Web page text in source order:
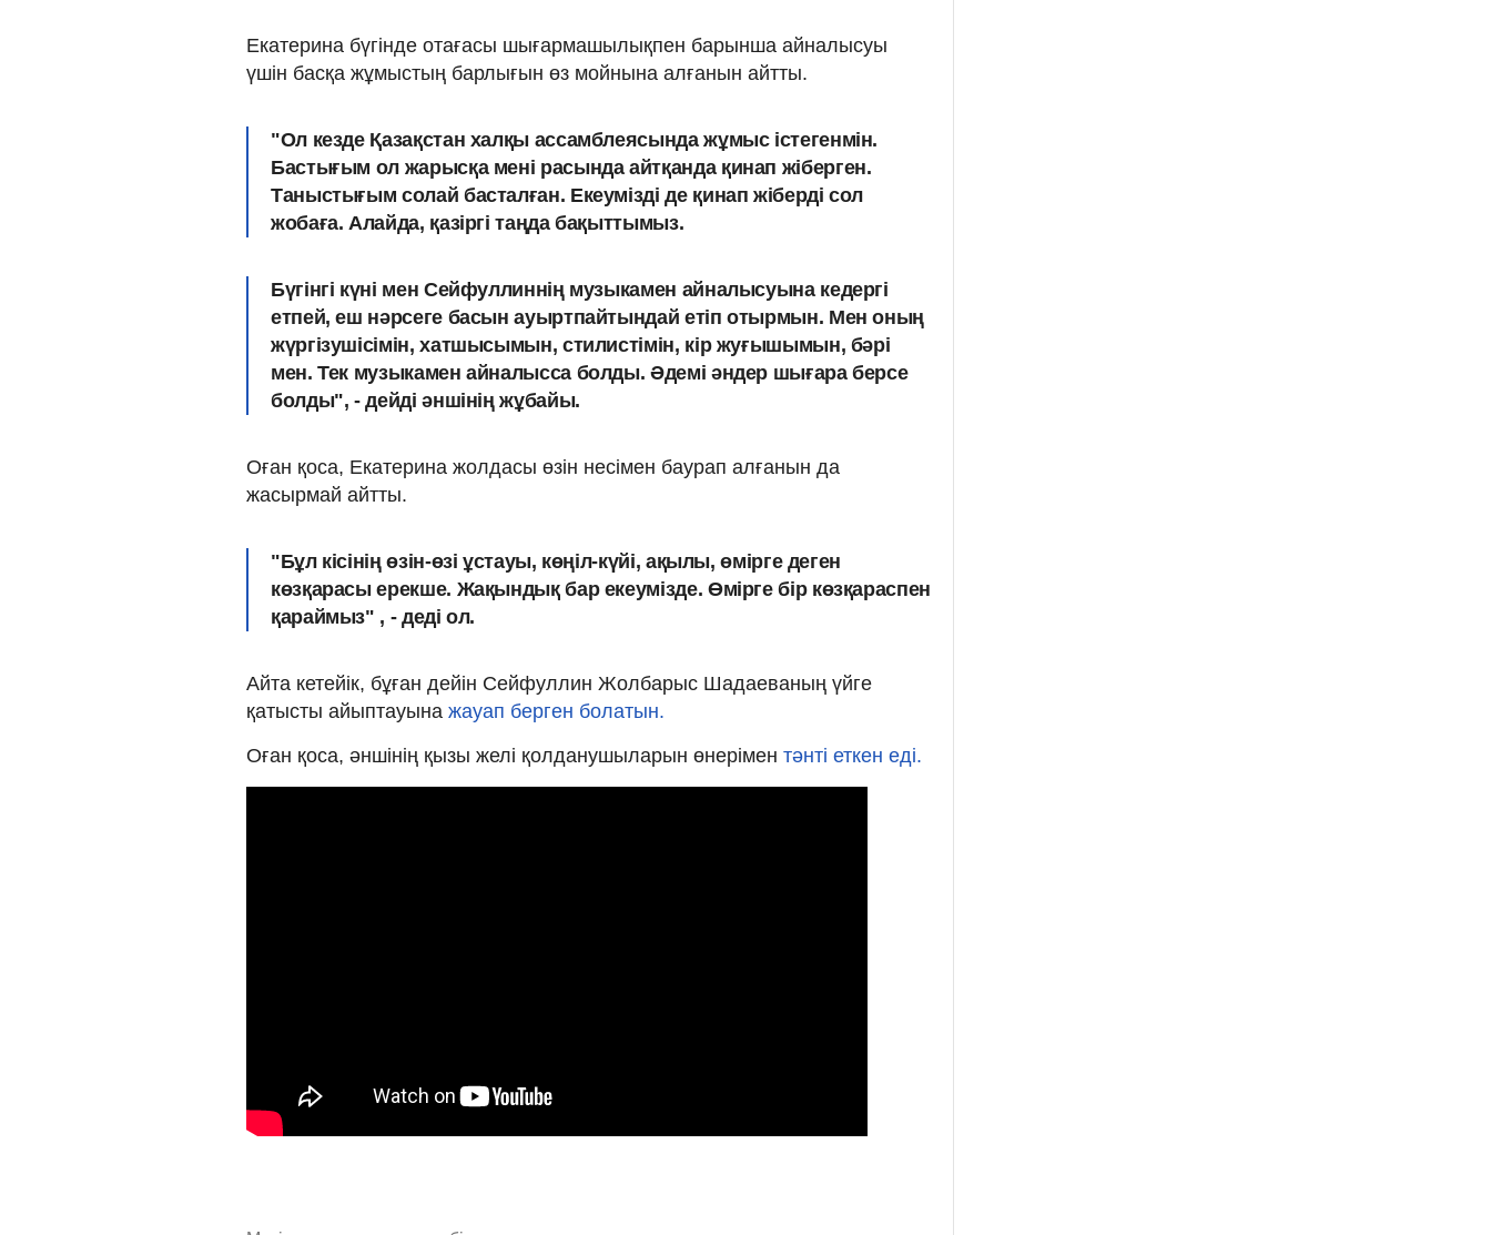
Екатерина бүгінде отағасы шығармашылықпен барынша айналысуы
үшін басқа жұмыстың барлығын өз мойнына алғанын айтты.
"Ол кезде Қазақстан халқы ассамблеясында жұмыс істегенмін.
Бастығым ол жарысқа мені расында айтқанда қинап жіберген.
Таныстығым солай басталған. Екеумізді де қинап жіберді сол
жобаға. Алайда, қазіргі таңда бақыттымыз.
Бүгінгі күні мен Сейфуллиннің музыкамен айналысуына кедергі
етпей, еш нәрсеге басын ауыртпайтындай етіп отырмын. Мен оның
жүргізушісімін, хатшысымын, стилистімін, кір жуғышымын, бәрі
мен. Тек музыкамен айналысса болды. Әдемі әндер шығара берсе
болды", - дейді әншінің жұбайы.
Оған қоса, Екатерина жолдасы өзін несімен баурап алғанын да
жасырмай айтты.
"Бұл кісінің өзін-өзі ұстауы, көңіл-күйі, ақылы, өмірге деген
көзқарасы ерекше. Жақындық бар екеумізде. Өмірге бір көзқараспен
қараймыз" , - деді ол.
Айта кетейік, бұған дейін Сейфуллин Жолбарыс Шадаеваның үйге
қатысты айыптауына жауап берген болатын.
Оған қоса, әншінің қызы желі қолданушыларын өнерімен тәнті еткен еді.